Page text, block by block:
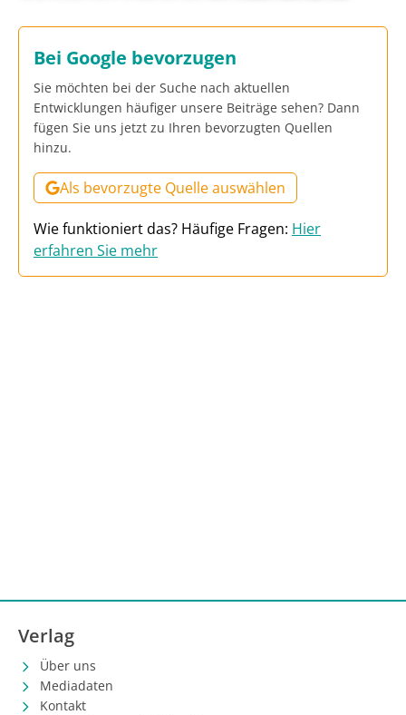
Bei Google bevorzugen
Sie möchten bei der Suche nach aktuellen
Entwicklungen häufiger unsere Beiträge sehen? Dann
fügen Sie uns jetzt zu Ihren bevorzugten Quellen
hinzu.
Als bevorzugte Quelle auswählen
Wie funktioniert das? Häufige Fragen: Hier
erfahren Sie mehr
Verlag
Über uns
Mediadaten
Kontakt